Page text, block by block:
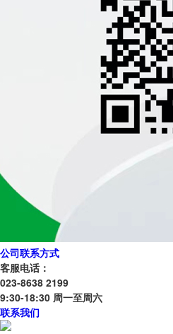
公司联系方式
客服电话：
023-8638 2199
9:30-18:30 周一至周六
联系我们